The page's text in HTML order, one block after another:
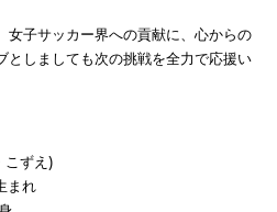
女子サッカー界への貢献に、心からの
としましても次の挑戦を全力で応援い
こずえ)
まれ